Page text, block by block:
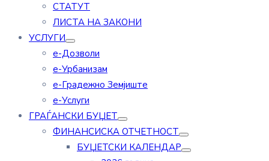
СТАТУТ
ЛИСТА НА ЗАКОНИ
УСЛУГИ
е-Дозволи
е-Урбанизам
е-Градежно Земјиште
е-Услуги
ГРАЃАНСКИ БУЏЕТ
ФИНАНСИСКА ОТЧЕТНОСТ
БУЏЕТСКИ КАЛЕНДАР